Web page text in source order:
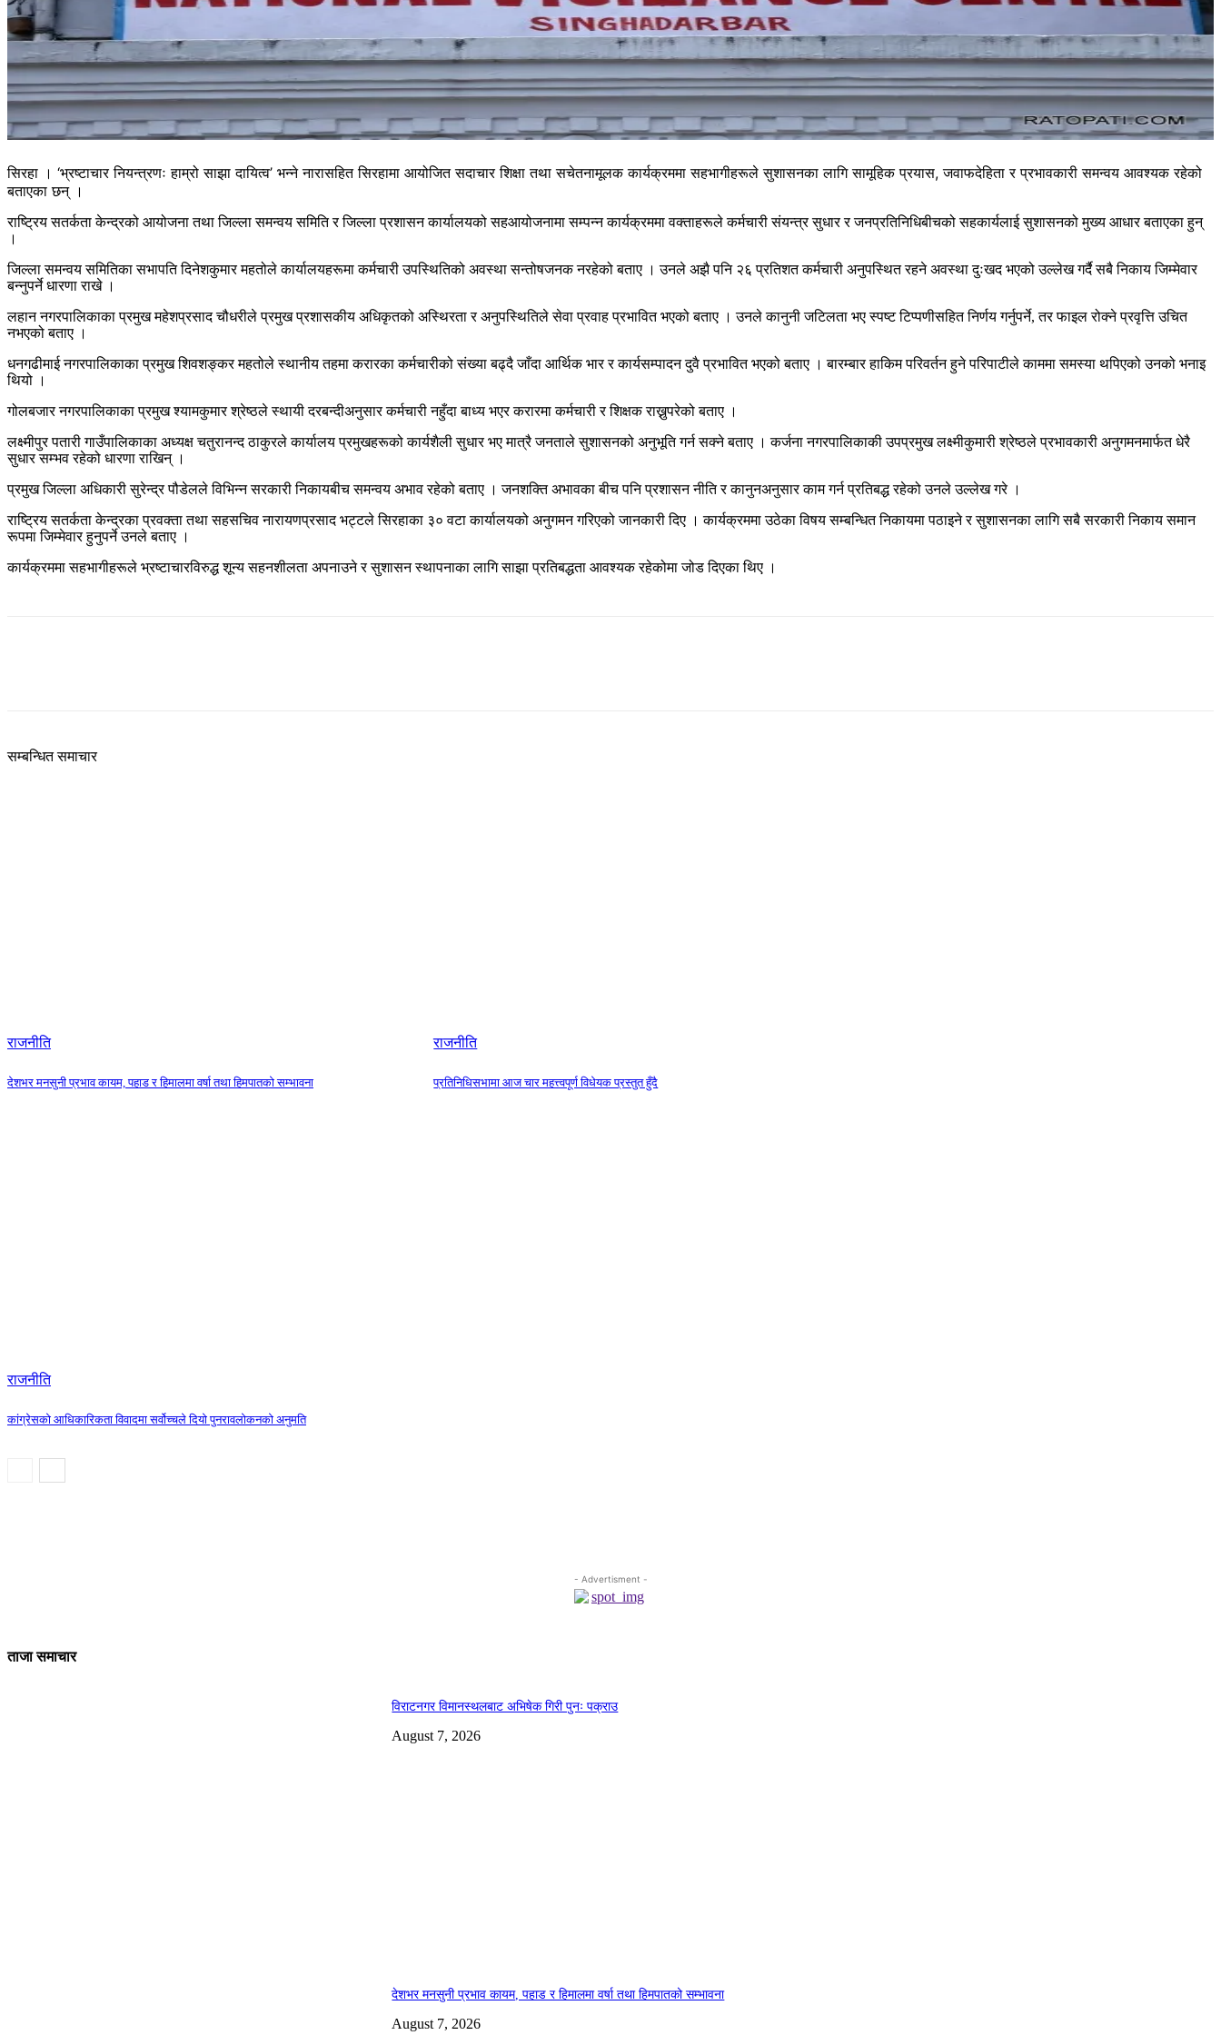
सिरहा । ‘भ्रष्टाचार नियन्त्रणः हाम्रो साझा दायित्व’ भन्ने नारासहित सिरहामा आयोजित सदाचार शिक्षा तथा सचेतनामूलक कार्यक्रममा सहभागीहरूले सुशासनका लागि सामूहिक प्रयास, जवाफदेहिता र प्रभावकारी समन्वय आवश्यक रहेको
बताएका छन् ।
राष्ट्रिय सतर्कता केन्द्रको आयोजना तथा जिल्ला समन्वय समिति र जिल्ला प्रशासन कार्यालयको सहआयोजनामा सम्पन्न कार्यक्रममा वक्ताहरूले कर्मचारी संयन्त्र सुधार र जनप्रतिनिधिबीचको सहकार्यलाई सुशासनको मुख्य आधार बताएका हुन्
।
जिल्ला समन्वय समितिका सभापति दिनेशकुमार महतोले कार्यालयहरूमा कर्मचारी उपस्थितिको अवस्था सन्तोषजनक नरहेको बताए । उनले अझै पनि २६ प्रतिशत कर्मचारी अनुपस्थित रहने अवस्था दुःखद भएको उल्लेख गर्दै सबै निकाय जिम्मेवार
बन्नुपर्ने धारणा राखे ।
लहान नगरपालिकाका प्रमुख महेशप्रसाद चौधरीले प्रमुख प्रशासकीय अधिकृतको अस्थिरता र अनुपस्थितिले सेवा प्रवाह प्रभावित भएको बताए । उनले कानुनी जटिलता भए स्पष्ट टिप्पणीसहित निर्णय गर्नुपर्ने, तर फाइल रोक्ने प्रवृत्ति उचित
नभएको बताए ।
धनगढीमाई नगरपालिकाका प्रमुख शिवशङ्कर महतोले स्थानीय तहमा करारका कर्मचारीको संख्या बढ्दै जाँदा आर्थिक भार र कार्यसम्पादन दुवै प्रभावित भएको बताए । बारम्बार हाकिम परिवर्तन हुने परिपाटीले काममा समस्या थपिएको उनको भनाइ
थियो ।
गोलबजार नगरपालिकाका प्रमुख श्यामकुमार श्रेष्ठले स्थायी दरबन्दीअनुसार कर्मचारी नहुँदा बाध्य भएर करारमा कर्मचारी र शिक्षक राख्नुपरेको बताए ।
लक्ष्मीपुर पतारी गाउँपालिकाका अध्यक्ष चतुरानन्द ठाकुरले कार्यालय प्रमुखहरूको कार्यशैली सुधार भए मात्रै जनताले सुशासनको अनुभूति गर्न सक्ने बताए । कर्जना नगरपालिकाकी उपप्रमुख लक्ष्मीकुमारी श्रेष्ठले प्रभावकारी अनुगमनमार्फत धेरै
सुधार सम्भव रहेको धारणा राखिन् ।
प्रमुख जिल्ला अधिकारी सुरेन्द्र पौडेलले विभिन्न सरकारी निकायबीच समन्वय अभाव रहेको बताए । जनशक्ति अभावका बीच पनि प्रशासन नीति र कानुनअनुसार काम गर्न प्रतिबद्ध रहेको उनले उल्लेख गरे ।
राष्ट्रिय सतर्कता केन्द्रका प्रवक्ता तथा सहसचिव नारायणप्रसाद भट्टले सिरहाका ३० वटा कार्यालयको अनुगमन गरिएको जानकारी दिए । कार्यक्रममा उठेका विषय सम्बन्धित निकायमा पठाइने र सुशासनका लागि सबै सरकारी निकाय समान
रूपमा जिम्मेवार हुनुपर्ने उनले बताए ।
कार्यक्रममा सहभागीहरूले भ्रष्टाचारविरुद्ध शून्य सहनशीलता अपनाउने र सुशासन स्थापनाका लागि साझा प्रतिबद्धता आवश्यक रहेकोमा जोड दिएका थिए ।
सम्बन्धित समाचार
राजनीति
देशभर मनसुनी प्रभाव कायम, पहाड र हिमालमा वर्षा तथा हिमपातको सम्भावना
राजनीति
प्रतिनिधिसभामा आज चार महत्त्वपूर्ण विधेयक प्रस्तुत हुँदै
राजनीति
कांग्रेसको आधिकारिकता विवादमा सर्वोच्चले दियो पुनरावलोकनको अनुमति
- Advertisment -
ताजा समाचार
विराटनगर विमानस्थलबाट अभिषेक गिरी पुनः पक्राउ
August 7, 2026
देशभर मनसुनी प्रभाव कायम, पहाड र हिमालमा वर्षा तथा हिमपातको सम्भावना
August 7, 2026